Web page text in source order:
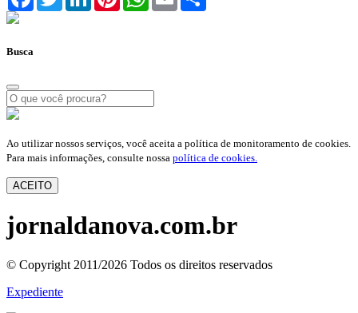
Busca
Ao utilizar nossos serviços, você aceita a política de monitoramento de cookies.
Para mais informações, consulte nossa política de cookies.
ACEITO
jornaldanova.com.br
© Copyright 2011/2026 Todos os direitos reservados
Expediente